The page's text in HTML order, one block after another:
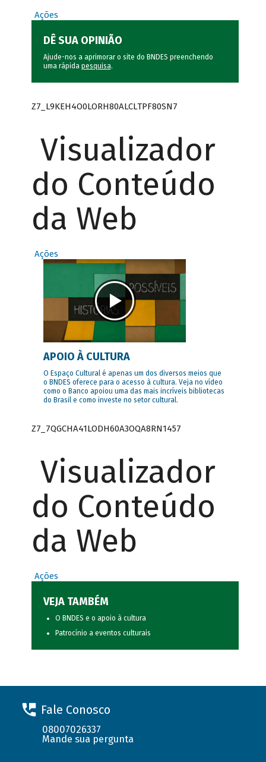
Ações
DÊ SUA OPINIÃO
Ajude-nos a aprimorar o site do BNDES preenchendo
uma rápida pesquisa.
Z7_L9KEH4O0LORH80ALCLTPF80SN7
Visualizador
do Conteúdo
da Web
Ações
APOIO À CULTURA
O Espaço Cultural é apenas um dos diversos meios que
o BNDES oferece para o acesso à cultura. Veja no vídeo
como o Banco apoiou uma das mais incríveis bibliotecas
do Brasil e como investe no setor cultural.
Z7_7QGCHA41LODH60A3OQA8RN1457
Visualizador
do Conteúdo
da Web
Ações
VEJA TAMBÉM
O BNDES e o apoio à cultura
Patrocínio a eventos culturais
Fale Conosco
08007026337
Mande sua pergunta